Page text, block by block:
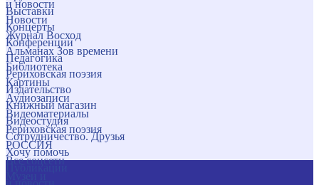
и новости
Новости
Журнал Восход
Альманах Зов времени
Библиотека
Картины
Аудиозаписи
Видеоматериалы
Рериховская поэзия
РОССИЯ
Все соцсети
Выставки
Концерты
Конференции
Педагогика
Рериховская поэзия
Издательство
Книжный магазин
Видеостудия
Сотрудничество. Друзья
Хочу помочь